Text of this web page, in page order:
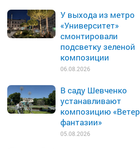
У выхода из метро
«Университет»
смонтировали
подсветку зеленой
композиции
06.08.2026
В саду Шевченко
устанавливают
композицию «Ветер
фантазии»
05.08.2026